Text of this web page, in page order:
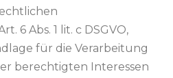
6 Abs. 1 lit. c DSGVO,
für die Verarbeitung
berechtigten Interessen